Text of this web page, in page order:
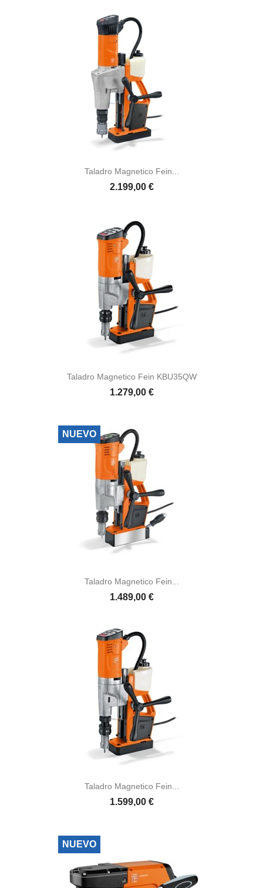
Taladro Magnetico Fein...
2.199,00 €
Taladro Magnetico Fein KBU35QW
1.279,00 €
Taladro Magnetico Fein...
1.489,00 €
NUEVO
Taladro Magnetico Fein...
1.599,00 €
NUEVO